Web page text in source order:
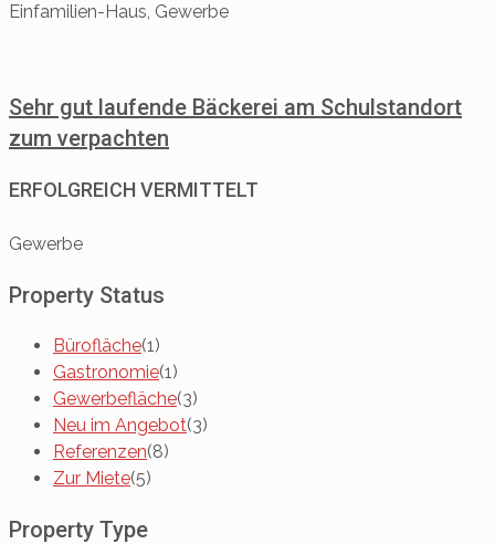
Einfamilien-Haus, Gewerbe
Sehr gut laufende Bäckerei am Schulstandort
zum verpachten
ERFOLGREICH VERMITTELT
Gewerbe
Property Status
Bürofläche(1)
Gastronomie(1)
Gewerbefläche(3)
Neu im Angebot(3)
Referenzen(8)
Zur Miete(5)
Property Type